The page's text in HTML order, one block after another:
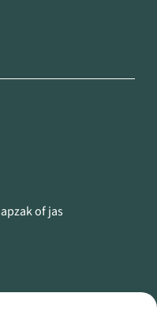
of jas